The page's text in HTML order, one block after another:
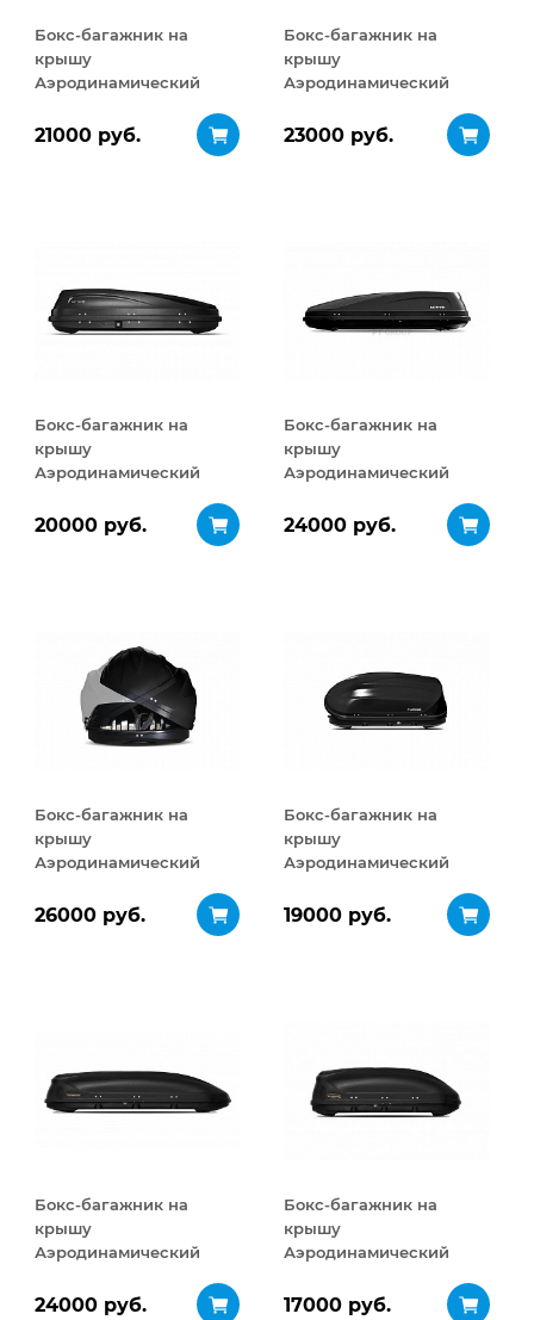
Бокс-багажник на
крышу
Аэродинамический
21000 руб.
Бокс-багажник на
крышу
Аэродинамический
ДВУСТОРОННЕЕ
23000 руб.
Бокс-багажник на
крышу
Аэродинамический
ДВУСТОРОННЕЕ
20000 руб.
Бокс-багажник на
крышу
Аэродинамический
ДВУСТОРОННЕЕ
24000 руб.
Бокс-багажник на
крышу
Аэродинамический
ДВУСТОРОННЕЕ
26000 руб.
Бокс-багажник на
крышу
Аэродинамический
ДВУСТОРОННЕЕ
19000 руб.
Бокс-багажник на
крышу
Аэродинамический
24000 руб.
Бокс-багажник на
крышу
Аэродинамический
17000 руб.